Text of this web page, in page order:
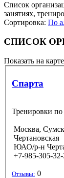
Список
занятиях,
Сортировка: По
СПИСОК
Показать на карте
Спарта
Тренировки по
Москва,
Чертановская
ЮАО/р-н
+7-985-305-
Отзывы: 0